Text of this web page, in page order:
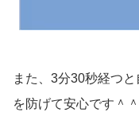
また、3分30秒経つ
を防げて安心です＾＾